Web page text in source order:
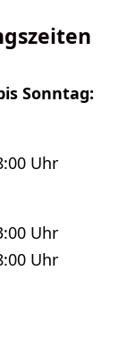
Sonntag:
Uhr
Uhr
Uhr